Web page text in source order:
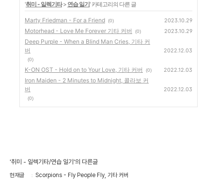
'취미 - 일렉기타> 연습 일기' 카테고리의 다른 글
Marty Friedman - For a Friend (0) 2023.10.29
Motorhead - Love Me Forever 기타 커버 (0) 2023.10.29
Deep Purple - When a Blind Man Cries, 기타 커
버
(0)
2022.12.03
K-ON OST - Hold on to Your Love, 기타 커버 (0) 2022.12.03
Iron Maiden - 2 Minutes to Midnight, 콜라보 커
버
(0)
2022.12.03
'취미 - 일렉기타/연습 일기'의 다른글
현재글 Scorpions - Fly People Fly, 기타 커버